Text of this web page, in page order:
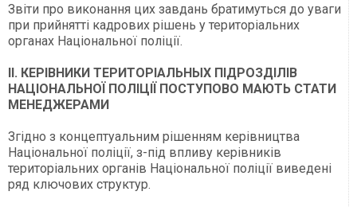
Звіти про виконання цих завдань братимуться до уваги
при прийнятті кадрових рішень у територіальних
органах Національної поліції.
ІІ. КЕРІВНИКИ ТЕРИТОРІАЛЬНЫХ ПІДРОЗДІЛІВ
НАЦІОНАЛЬНОЇ ПОЛІЦІЇ ПОСТУПОВО МАЮТЬ СТАТИ
МЕНЕДЖЕРАМИ
Згідно з концептуальним рішенням керівництва
Національної поліції, з-під впливу керівників
територіальних органів Національної поліції виведені
ряд ключових структур.